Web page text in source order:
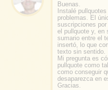
Buenas.
Instalé
problemas. El
suscripciones
el pullquote y, en
sumario entre el
insertó, lo que
texto sin sentido.
Mi pregunta es
pullquote como
como conseguir
desaparezca en
Gracias.